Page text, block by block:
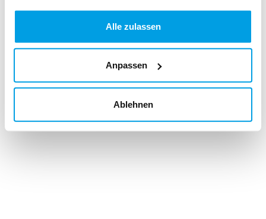
Alle zulassen
Anpassen
Ablehnen